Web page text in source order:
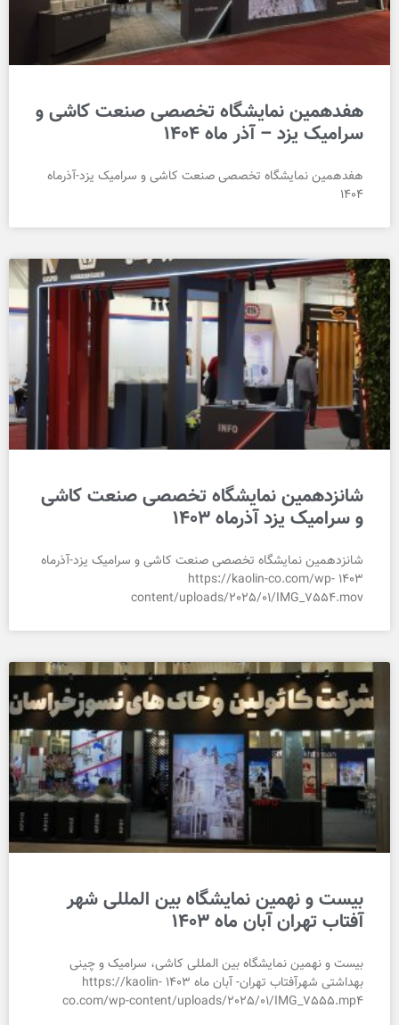
هفدهمین نمایشگاه تخصصی صنعت کاشی و
سرامیک یزد – آذر ماه 1404
هفدهمین نمایشگاه تخصصی صنعت کاشی و سرامیک یزد-آذرماه
1404
شانزدهمین نمایشگاه تخصصی صنعت کاشی
و سرامیک یزد آذرماه 1403
شانزدهمین نمایشگاه تخصصی صنعت کاشی و سرامیک یزد-آذرماه
1403 https://kaolin-co.com/wp-
content/uploads/2025/01/IMG_7554.mov
بیست و نهمین نمایشگاه بین المللی شهر
آفتاب تهران آبان ماه 1403
بیست و نهمین نمایشگاه بین المللی کاشی، سرامیک و چینی
بهداشتی شهرآفتاب تهران- آبان ماه 1403 https://kaolin-
co.com/wp-content/uploads/2025/01/IMG_7555.mp4